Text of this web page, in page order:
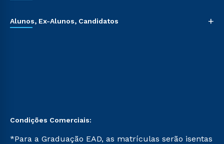
Alunos, Ex-Alunos, Candidatos +
Condições Comerciais:
*Para a Graduação EAD, as matrículas serão isentas